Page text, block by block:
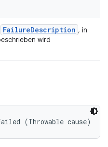
FailureDescription , in
wird
(Throwable cause)